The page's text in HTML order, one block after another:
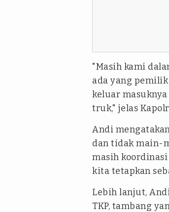
"Masih kami
ada yang
keluar
truk," jelas
Andi
dan tidak main-
masih
kita tetapkan
Lebih lanjut,
TKP, tambang